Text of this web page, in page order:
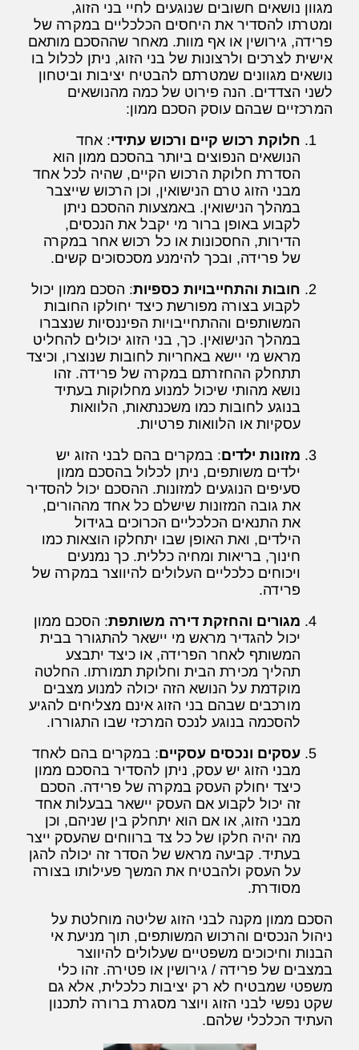
מגוון נושאים חשובים שנוגעים לחיי בני הזוג,
ומטרתו להסדיר את היחסים הכלכליים במקרה של
פרידה, גירושין או אף מוות. מאחר שההסכם מותאם
אישית לצרכים ולרצונות של בני הזוג, ניתן לכלול בו
נושאים מגוונים שמטרתם להבטיח יציבות וביטחון
לשני הצדדים. הנה פירוט של כמה מהנושאים
המרכזיים שבהם עוסק הסכם ממון:
חלוקת רכוש קיים ורכוש עתידי: אחד
הנושאים הנפוצים ביותר בהסכם ממון הוא
הסדרת חלוקת הרכוש הקיים, שהיה לכל אחד
מבני הזוג טרם הנישואין, וכן הרכוש שייצבר
במהלך הנישואין. באמצעות ההסכם ניתן
לקבוע באופן ברור מי יקבל את הנכסים,
הדירות, החסכונות או כל רכוש אחר במקרה
של פרידה, ובכך להימנע מסכסוכים קשים.
חובות והתחייבויות כספיות: הסכם ממון יכול
לקבוע בצורה מפורשת כיצד יחולקו החובות
המשותפים וההתחייבויות הפיננסיות שנצברו
במהלך הנישואין. כך, בני הזוג יכולים להחליט
מראש מי יישא באחריות לחובות שנוצרו, וכיצד
תתחלק ההחזרתם במקרה של פרידה. זהו
נושא מהותי שיכול למנוע מחלוקות בעתיד
בנוגע לחובות כמו משכנתאות, הלוואות
עסקיות או הלוואות פרטיות.
מזונות ילדים: במקרים בהם לבני הזוג יש
ילדים משותפים, ניתן לכלול בהסכם ממון
סעיפים הנוגעים למזונות. ההסכם יכול להסדיר
את גובה המזונות שישלם כל אחד מההורים,
את התנאים הכלכליים הכרוכים בגידול
הילדים, ואת האופן שבו יתחלקו הוצאות כמו
חינוך, בריאות ומחיה כללית. כך נמנעים
ויכוחים כלכליים העלולים להיווצר במקרה של
פרידה.
מגורים והחזקת דירה משותפת: הסכם ממון
יכול להגדיר מראש מי יישאר להתגורר בבית
המשותף לאחר הפרידה, או כיצד יתבצע
תהליך מכירת הבית וחלוקת תמורתו. החלטה
מוקדמת על הנושא הזה יכולה למנוע מצבים
מורכבים שבהם בני הזוג אינם מצליחים להגיע
להסכמה בנוגע לנכס המרכזי שבו התגוררו.
עסקים ונכסים עסקיים: במקרים בהם לאחד
מבני הזוג יש עסק, ניתן להסדיר בהסכם ממון
כיצד יחולק העסק במקרה של פרידה. הסכם
זה יכול לקבוע אם העסק יישאר בבעלות אחד
מבני הזוג, או אם הוא יתחלק בין שניהם, וכן
מה יהיה חלקו של כל צד ברווחים שהעסק ייצר
בעתיד. קביעה מראש של הסדר זה יכולה להגן
על העסק ולהבטיח את המשך פעילותו בצורה
מסודרת.
הסכם ממון מקנה לבני הזוג שליטה מוחלטת על
ניהול הנכסים והרכוש המשותפים, תוך מניעת אי
הבנות וחיכוכים משפטיים שעלולים להיווצר
במצבים של פרידה / גירושין או פטירה. זהו כלי
משפטי שמבטיח לא רק יציבות כלכלית, אלא גם
שקט נפשי לבני הזוג ויוצר מסגרת ברורה לתכנון
העתיד הכלכלי שלהם.